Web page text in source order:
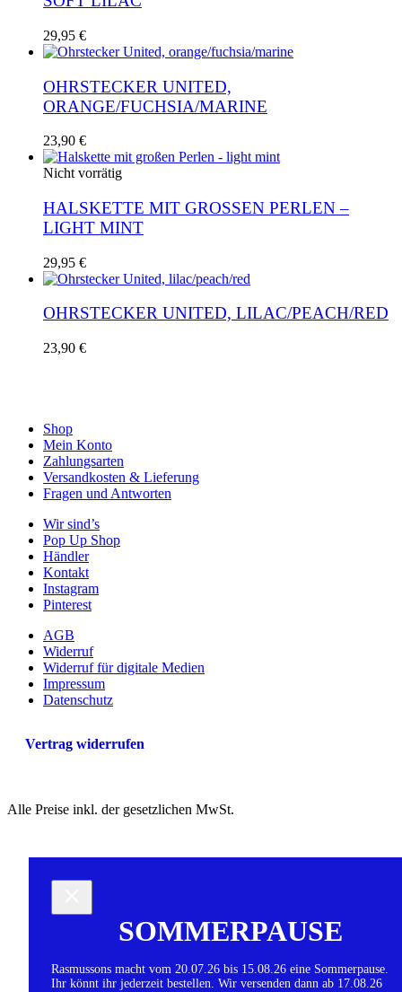
29,95 €
OHRSTECKER UNITED,
ORANGE/FUCHSIA/MARINE
23,90 €
Nicht vorrätig
HALSKETTE MIT GROSSEN PERLEN – L
IGHT MINT
29,95 €
OHRSTECKER UNITED, LILAC/PEACH/RED
23,90 €
Shop
Mein Konto
Zahlungsarten
Versandkosten & Lieferung
Fragen und Antworten
Wir sind’s
Pop Up Shop
Händler
Kontakt
Instagram
Pinterest
AGB
Widerruf
Widerruf für digitale Medien
Impressum
Datenschutz
Vertrag widerrufen
Alle Preise inkl. der gesetzlichen MwSt.
SOMMERPAUSE
Rasmussons macht vom 20.07.26 bis 15.08.26 eine Sommerpause.
Ihr könnt ihr jederzeit bestellen. Wir versenden dann ab 17.08.26